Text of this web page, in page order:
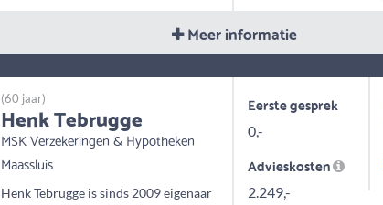
Meer informatie
(60 jaar)
Henk Tebrugge
MSK Verzekeringen & Hypotheken
Maassluis
Henk Tebrugge is sinds 2009 eigenaar
Eerste gesprek
0,-
Advieskosten
2.249,-